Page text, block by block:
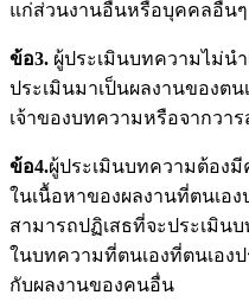
แก่ส่วนงานอื่นหรือบุคคลอื่นๆ
ข้อ3. ผู้ประเมินบทความไม่น
ประเมินมาเป็นผลงานของต
เจ้าของบทความหรือจากวาร
ข้อ4.ผู้ประเมินบทความต้อง
ในเนื้อหาของผลงานที่ตนเอ
สามารถปฏิเสธที่จะประเมิน
ในบทความที่ตนเองที่ตนเอง
กับผลงานของคนอื่น